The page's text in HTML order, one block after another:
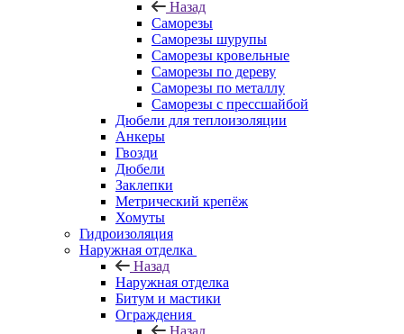
Назад
Саморезы
Саморезы шурупы
Саморезы кровельные
Саморезы по дереву
Саморезы по металлу
Саморезы с прессшайбой
Дюбели для теплоизоляции
Анкеры
Гвозди
Дюбели
Заклепки
Метрический крепёж
Хомуты
Гидроизоляция
Наружная отделка
Назад
Наружная отделка
Битум и мастики
Ограждения
Назад